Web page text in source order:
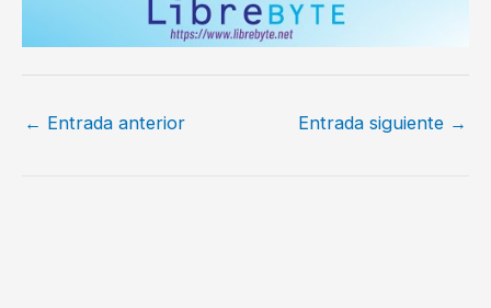
← Entrada anterior Entrada siguiente →